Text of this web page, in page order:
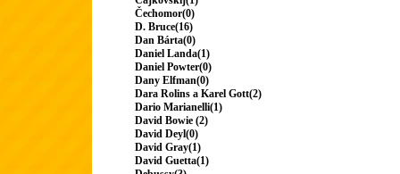
Čechomor(0)
D. Bruce(16)
Dan Bárta(0)
Daniel Landa(1)
Daniel Powter(0)
Dany Elfman(0)
Dara Rolins a Karel Gott(2)
Dario Marianelli(1)
David Bowie (2)
David Deyl(0)
David Gray(1)
David Guetta(1)